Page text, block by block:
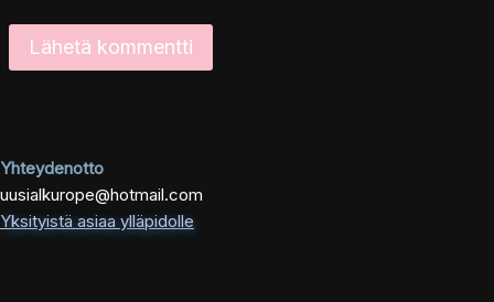
Yhteydenotto
uusialkurope@hotmail.com
Yksityistä asiaa ylläpidolle